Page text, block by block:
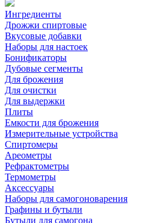
Ингредиенты
Дрожжи спиртовые
Вкусовые добавки
Наборы для настоек
Бонификаторы
Дубовые сегменты
Для брожения
Для очистки
Для выдержки
Плиты
Емкости для брожения
Измерительные устройства
Спиртомеры
Ареометры
Рефрактометры
Термометры
Аксессуары
Наборы для самогоноварения
Графины и бутыли
Бутыли для самогона